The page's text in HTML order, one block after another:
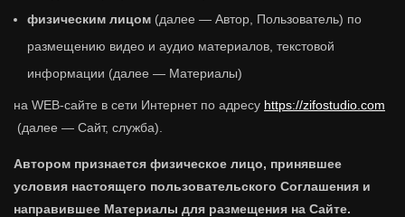
физическим лицом (далее — Автор, Пользователь) по
размещению видео и аудио материалов, текстовой
информации (далее — Материалы)
на WEB-сайте в сети Интернет по адресу https://zifostudio.com
(далее — Сайт, служба).
Автором признается физическое лицо, принявшее
условия настоящего пользовательского Соглашения и
направившее Материалы для размещения на Сайте.